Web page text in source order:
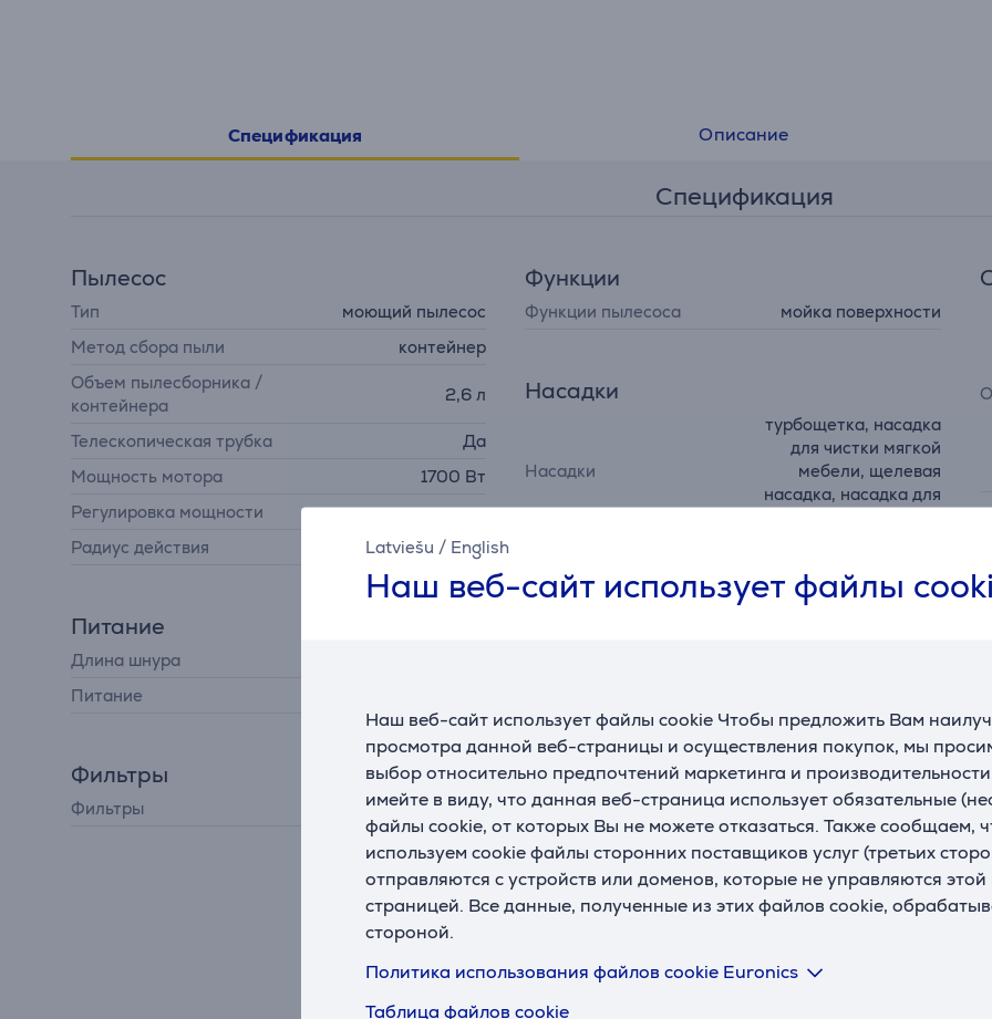
Latviešu / English
Наш веб-сайт использует файлы
Наш веб-сайт использует файлы cookie Чтобы предложить Вам
просмотра данной веб-страницы и осуществления покупок, мы
выбор относительно предпочтений маркетинга и
имейте в виду, что данная веб-страница использует обязательные
файлы cookie, от которых Вы не можете отказаться. Также сообщаем,
используем cookie файлы сторонних поставщиков услуг (третьих
отправляются с устройств или доменов, которые не управляются
страницей. Все данные, полученные из этих файлов cookie,
стороной.
Политика использования файлов cookie Euronics
Таблица файлов cookie
Спецификация Описание
Спецификация
Пылесос
Тип
моющий пылесос
Метод сбора пыли
контейнер
Объем пылесборника /
контейнера
2,6 л
Телескопическая трубка
Да
Мощность мотора
1700 Вт
Регулировка мощности
на корпусе
Радиус действия
11 м
Питание
Длина шнура
Питание
Фильтры
Фильтры HEPA-фильтр
Функции
Функции пылесоса мойка поверхности
Насадки
Насадки
турбощетка, насадка
для чистки мягкой
мебели, щелевая
насадка, насадка для
уборки паркета
(787247), щетка для
Габариты
Ширина
31,8 см
30,6 см
Глубина
48,6 см
Вес
8,25 кг